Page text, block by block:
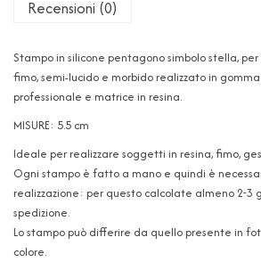
Recensioni (0)
Stampo in silicone pentagono simbolo stella,
fimo, semi-lucido e morbido realizzato in
professionale e matrice in resina.
MISURE: 5.5 cm
Ideale per realizzare soggetti in resina, fimo,
Ogni stampo è fatto a mano e quindi è
realizzazione: per questo calcolate almeno 2-3
spedizione.
Lo stampo può differire da quello presente in
colore.